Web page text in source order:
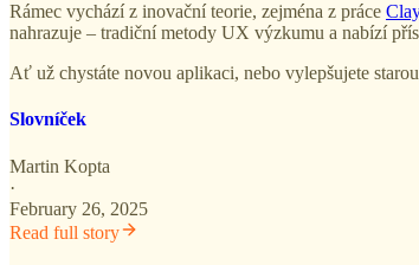
Rámec vychází z inovační teorie, zejména z práce
nahrazuje – tradiční metody UX výzkumu a nabízí
Ať už chystáte novou aplikaci, nebo vylepšujete
Slovníček
Martin Kopta
·
February 26, 2025
Read full story